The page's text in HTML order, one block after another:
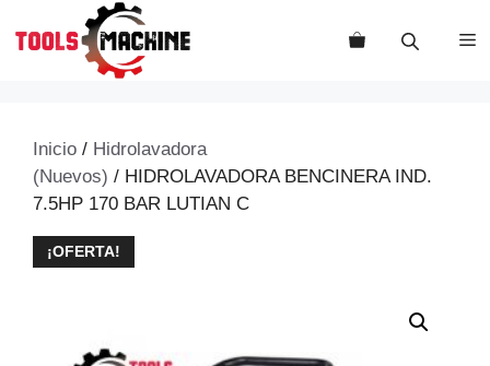
Inicio / Hidrolavadora
(Nuevos) / HIDROLAVADORA BENCINERA IND.
7.5HP 170 BAR LUTIAN C
¡OFERTA!